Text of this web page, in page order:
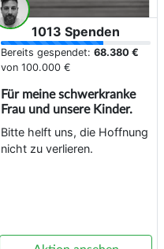
1013 Spenden
Bereits gespendet: 68.380 €
von 100.000 €
Für meine schwerkranke
Frau und unsere Kinder.
Bitte helft uns, die Hoffnung
nicht zu verlieren.